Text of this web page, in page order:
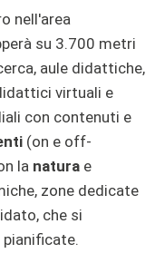
nell'area
su 3.700 metri
aule didattiche,
virtuali e
con contenuti e
(on e off-
la natura e
zone dedicate
che si